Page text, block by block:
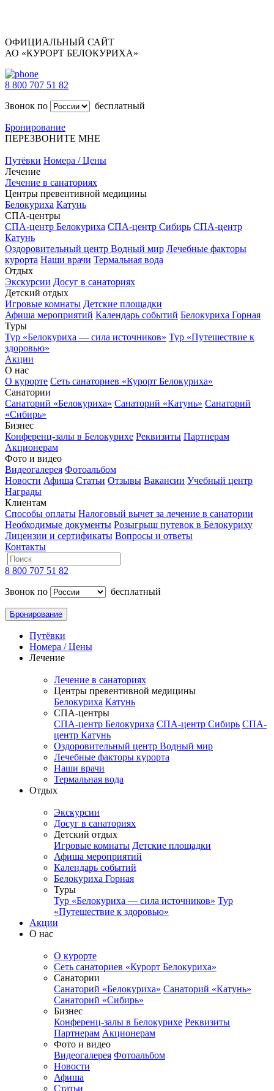
ОФИЦИАЛЬНЫЙ САЙТ
АО «КУРОРТ БЕЛОКУРИХА»
8 800 707 51 82
Звонок по
бесплатный
Бронирование
ПЕРЕЗВОНИТЕ МНЕ
Путёвки Номера / Цены
Лечение
Лечение в санаториях
Центры превентивной медицины
Белокуриха Катунь
СПА-центры
СПА-центр Белокуриха СПА-центр Сибирь СПА-центр
Катунь
Оздоровительный центр Водный мир Лечебные факторы
курорта Наши врачи Термальная вода
Отдых
Экскурсии Досуг в санаториях
Детский отдых
Игровые комнаты Детские площадки
Афиша мероприятий Календарь событий Белокуриха Горная
Туры
Тур «Белокуриха — сила источников» Тур «Путешествие к
здоровью»
Акции
О нас
О курорте Сеть санаториев «Курорт Белокуриха»
Санатории
Санаторий «Белокуриха» Санаторий «Катунь» Санаторий
«Сибирь»
Бизнес
Конференц-залы в Белокурихе Реквизиты Партнерам
Акционерам
Фото и видео
Видеогалерея Фотоальбом
Новости Афиша Статьи Отзывы Вакансии Учебный центр
Награды
Клиентам
Способы оплаты Налоговый вычет за лечение в санатории
Необходимые документы Розыгрыш путевок в Белокуриху
Лицензии и сертификаты Вопросы и ответы
Контакты
8 800 707 51 82
Звонок по
бесплатный
Бронирование
Путёвки
Номера / Цены
Лечение
Лечение в санаториях
Центры превентивной медицины
Белокуриха Катунь
СПА-центры
СПА-центр Белокуриха СПА-центр Сибирь СПА-
центр Катунь
Оздоровительный центр Водный мир
Лечебные факторы курорта
Наши врачи
Термальная вода
Отдых
Экскурсии
Досуг в санаториях
Детский отдых
Игровые комнаты Детские площадки
Афиша мероприятий
Календарь событий
Белокуриха Горная
Туры
Тур «Белокуриха — сила источников» Тур
«Путешествие к здоровью»
Акции
О нас
О курорте
Сеть санаториев «Курорт Белокуриха»
Санатории
Санаторий «Белокуриха» Санаторий «Катунь»
Санаторий «Сибирь»
Бизнес
Конференц-залы в Белокурихе Реквизиты
Партнерам Акционерам
Фото и видео
Видеогалерея Фотоальбом
Новости
Афиша
Статьи